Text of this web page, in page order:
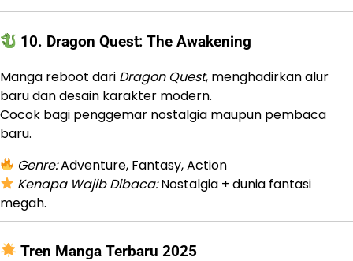
10. Dragon Quest: The Awakening
Manga reboot dari Dragon Quest, menghadirkan alur
baru dan desain karakter modern.
Cocok bagi penggemar nostalgia maupun pembaca
baru.
Genre:Adventure, Fantasy, Action
Kenapa Wajib Dibaca:Nostalgia + dunia fantasi
megah.
Tren Manga Terbaru 2025